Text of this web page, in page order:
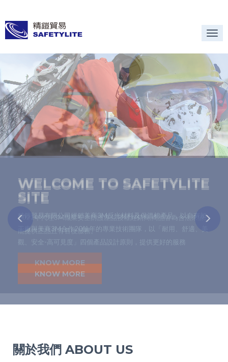
WELCOME TO SAFETYLITE
SITE
精鎧貿易有限公司經銷美商3M反光材料及保溫棉產品，以自有加
工廠與美商3M合作20餘年的專業技術團隊，以「耐用、舒適、美
觀、安全-高可見度」四個產品設計原則，提供更好的服務
KNOW MORE
WELCOME TO SAFETYLITE
SITE
2021年代理3M職業安全防護產品授權經銷商,商品皆為合法來源,
能提供正品且有售後服務。
KNOW MORE
WELCOME TO SAFETYLITE
SITE
2021年代理3M工業膠水與膠帶產品授權經銷商與3M職業安全防
護產品授權經銷商。
KNOW MORE
WELCOME TO SAFETYLITE
SITE
THINSULATE的超細纖維及混煉技術，使保溫層變成一層輕薄但細
密的篩網，保留更多的空氣絕緣層，將人體散發出之輻射熱反射回
人體表面，進而達到優異之保溫效率。
KNOW MORE
WELCOME TO SAFETYLITE
SITE
反光材料為一表面具有回歸反射介子之材質，其具有能將光自光源
之來向反射回去之特性，是專門為安全而設計的產品，利用每平方
英吋千萬個立方體的完全反射，在光線昏暗或晚上，大大增加穿著
WELCOME TO SAFETYLITE
SITE
反光材料為一表面具有回歸反射介子之材質，其具有能將光自光源
之來向反射回去之特性，是專門為安全而設計的產品，利用每平方
英吋千萬個立方體的完全反射，在光線昏暗或晚上，大大增加穿著
關於我們 ABOUT US